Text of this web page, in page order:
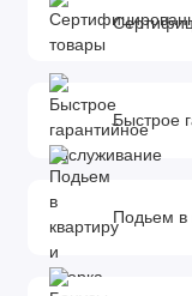
Быстрое
Подьем в